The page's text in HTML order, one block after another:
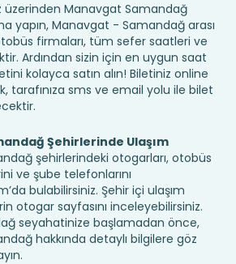
Manavgat Samandağ
yapın, Manavgat - Samandağ arası
firmaları, tüm sefer saatleri ve
Ardından sizin için en uygun saat
kolayca satın alın! Biletiniz online
tarafınıza sms ve email yolu ile bilet
Şehirlerinde Ulaşım
şehirlerindeki otogarları, otobüs
ve şube telefonlarını
bulabilirsiniz. Şehir içi ulaşım
otogar sayfasını inceleyebilirsiniz.
seyahatinize başlamadan önce,
hakkında detaylı bilgilere göz